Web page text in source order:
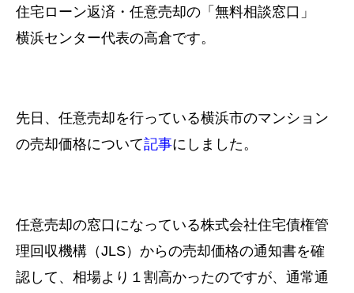
住宅ローン返済・任意売却の「無料相談窓口」
横浜センター代表の高倉です。
先日、任意売却を行っている横浜市のマンション
の売却価格について記事にしました。
任意売却の窓口になっている株式会社住宅債権管
理回収機構（JLS）からの売却価格の通知書を確
認して、相場より１割高かったのですが、通常通